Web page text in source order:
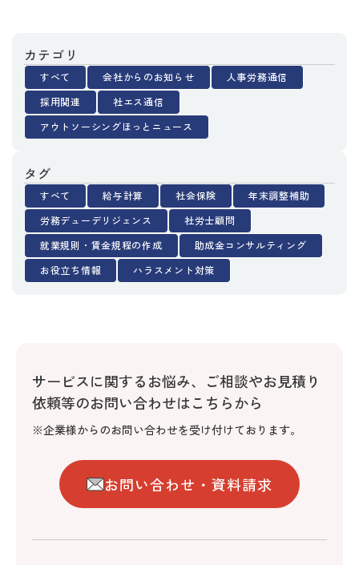
カテゴリ
すべて 会社からのお知らせ
人事労務通信
採用関連
社エス通信
アウトソーシングほっとニュース
タグ
すべて 給与計算 社会保険
年末調整補助
労務デューデリジェンス
社労士顧問
就業規則・賃金規程の作成
助成金コンサルティング
お役立ち情報
ハラスメント対策
サービスに関するお悩み、
ご相談やお見積り
依頼等のお問い合わせはこちらから
※企業様からのお問い合わせを受け付けております。
お問い合わせ・資料請求